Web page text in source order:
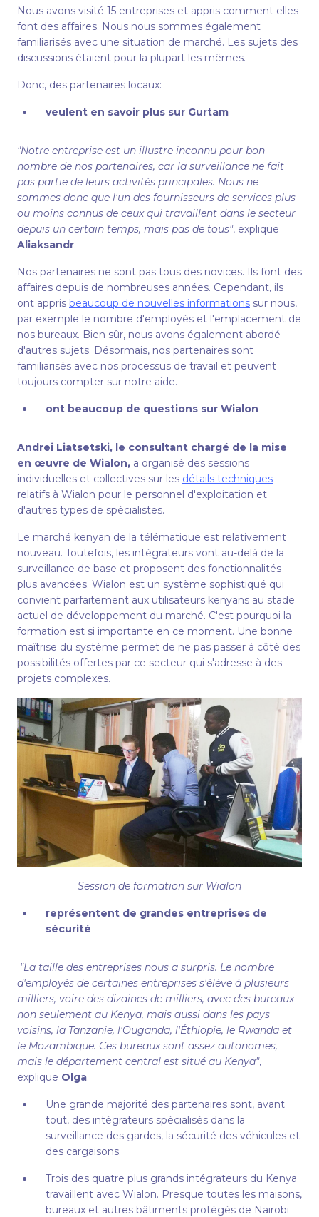
Nous avons visité 15 entreprises et appris comment elles
font des affaires. Nous nous sommes également
familiarisés avec une situation de marché. Les sujets des
discussions étaient pour la plupart les mêmes.
Donc, des partenaires locaux:
veulent en savoir plus sur Gurtam
"Notre entreprise est un illustre inconnu pour bon
nombre de nos partenaires, car la surveillance ne fait
pas partie de leurs activités principales. Nous ne
sommes donc que l'un des fournisseurs de services plus
ou moins connus de ceux qui travaillent dans le secteur
depuis un certain temps, mais pas de tous", explique
Aliaksandr.
Nos partenaires ne sont pas tous des novices. Ils font des
affaires depuis de nombreuses années. Cependant, ils
ont appris beaucoup de nouvelles informations sur nous,
par exemple le nombre d'employés et l'emplacement de
nos bureaux. Bien sûr, nous avons également abordé
d'autres sujets. Désormais, nos partenaires sont
familiarisés avec nos processus de travail et peuvent
toujours compter sur notre aide.
ont beaucoup de questions sur Wialon
Andrei Liatsetski, le consultant chargé de la mise
en œuvre de Wialon, a organisé des sessions
individuelles et collectives sur les détails techniques
relatifs à Wialon pour le personnel d'exploitation et
d'autres types de spécialistes.
Le marché kenyan de la télématique est relativement
nouveau. Toutefois, les intégrateurs vont au-delà de la
surveillance de base et proposent des fonctionnalités
plus avancées. Wialon est un système sophistiqué qui
convient parfaitement aux utilisateurs kenyans au stade
actuel de développement du marché. C'est pourquoi la
formation est si importante en ce moment. Une bonne
maîtrise du système permet de ne pas passer à côté des
possibilités offertes par ce secteur qui s'adresse à des
projets complexes.
Session de formation sur Wialon
représentent de grandes entreprises de
sécurité
"La taille des entreprises nous a surpris. Le nombre
d'employés de certaines entreprises s'élève à plusieurs
milliers, voire des dizaines de milliers, avec des bureaux
non seulement au Kenya, mais aussi dans les pays
voisins, la Tanzanie, l'Ouganda, l'Éthiopie, le Rwanda et
le Mozambique. Ces bureaux sont assez autonomes,
mais le département central est situé au Kenya",
explique Olga.
Une grande majorité des partenaires sont, avant
tout, des intégrateurs spécialisés dans la
surveillance des gardes, la sécurité des véhicules et
des cargaisons.
Trois des quatre plus grands intégrateurs du Kenya
travaillent avec Wialon. Presque toutes les maisons,
bureaux et autres bâtiments protégés de Nairobi